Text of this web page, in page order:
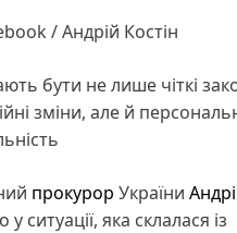
/ Андрій Костін
бути не лише чіткі
зміни, але й
прокурор України
ситуації, яка склалася із